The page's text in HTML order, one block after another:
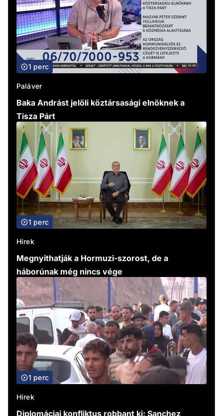
1 perc
Paláver
Baka Andrást jelöli köztársasági elnöknek a
Tisza Párt
1 perc
Hírek
Megnyithatják a Hormuzi-szorost, de a
háborúnak még nincs vége
1 perc
Hírek
Diplomáciai konfliktus robbant ki: Sanchez